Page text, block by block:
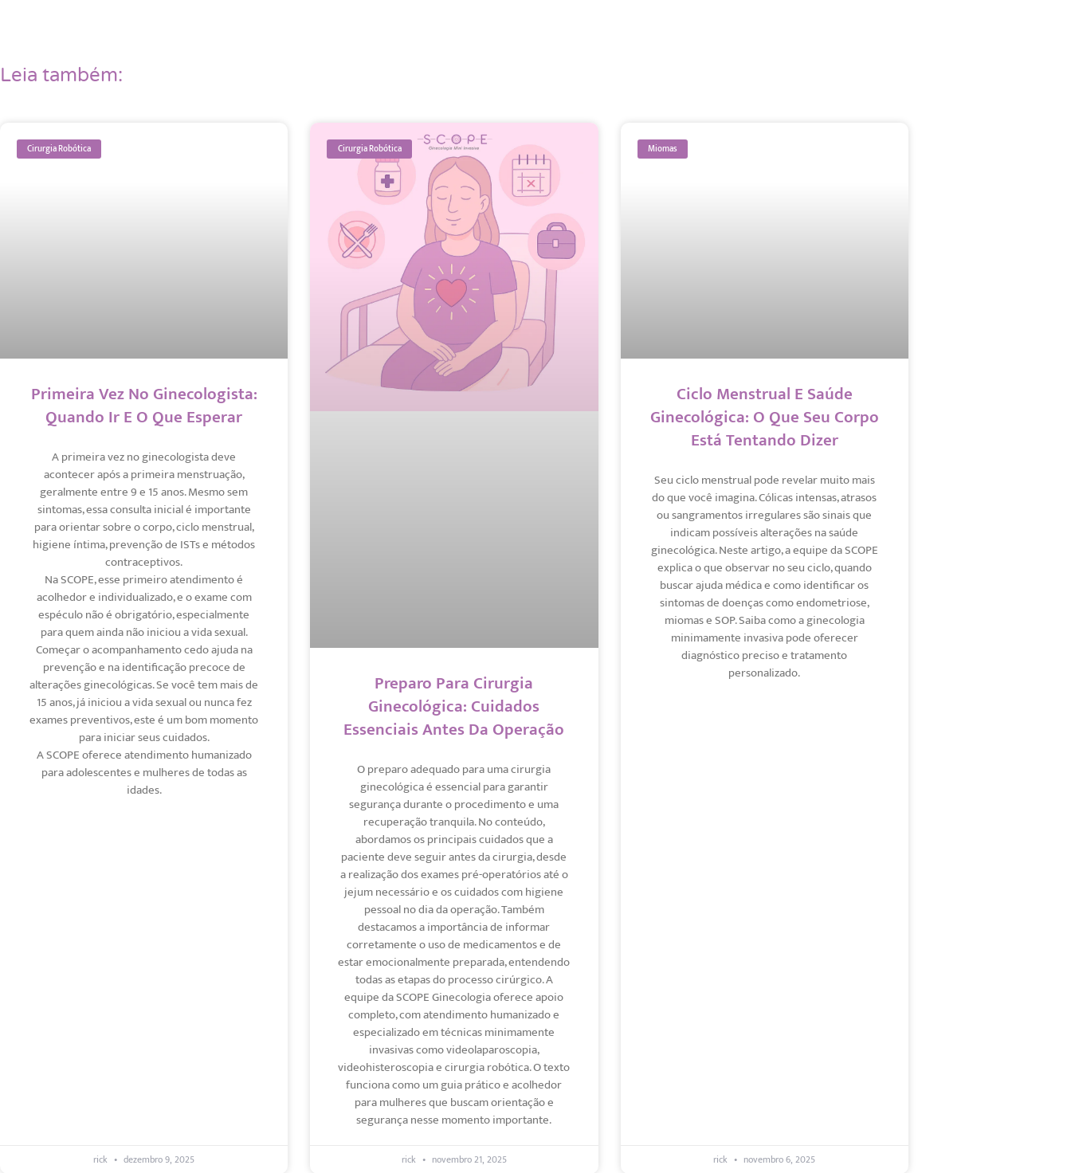
Leia também:
Cirurgia Robótica
Primeira Vez No Ginecologista:
Quando Ir E O Que Esperar
A primeira vez no ginecologista deve
acontecer após a primeira menstruação,
geralmente entre 9 e 15 anos. Mesmo sem
sintomas, essa consulta inicial é importante
para orientar sobre o corpo, ciclo menstrual,
higiene íntima, prevenção de ISTs e métodos
contraceptivos.
Na SCOPE, esse primeiro atendimento é
acolhedor e individualizado, e o exame com
espéculo não é obrigatório, especialmente
para quem ainda não iniciou a vida sexual.
Começar o acompanhamento cedo ajuda na
prevenção e na identificação precoce de
alterações ginecológicas. Se você tem mais de
15 anos, já iniciou a vida sexual ou nunca fez
exames preventivos, este é um bom momento
para iniciar seus cuidados.
A SCOPE oferece atendimento humanizado
para adolescentes e mulheres de todas as
idades.
rick dezembro 9, 2025
Cirurgia Robótica
Preparo Para Cirurgia
Ginecológica: Cuidados
Essenciais Antes Da Operação
O preparo adequado para uma cirurgia
ginecológica é essencial para garantir
segurança durante o procedimento e uma
recuperação tranquila. No conteúdo,
abordamos os principais cuidados que a
paciente deve seguir antes da cirurgia, desde
a realização dos exames pré-operatórios até o
jejum necessário e os cuidados com higiene
pessoal no dia da operação. Também
destacamos a importância de informar
corretamente o uso de medicamentos e de
estar emocionalmente preparada, entendendo
todas as etapas do processo cirúrgico. A
equipe da SCOPE Ginecologia oferece apoio
completo, com atendimento humanizado e
especializado em técnicas minimamente
invasivas como videolaparoscopia,
videohisteroscopia e cirurgia robótica. O texto
funciona como um guia prático e acolhedor
para mulheres que buscam orientação e
segurança nesse momento importante.
rick novembro 21, 2025
Miomas
Ciclo Menstrual E Saúde
Ginecológica: O Que Seu Corpo
Está Tentando Dizer
Seu ciclo menstrual pode revelar muito mais
do que você imagina. Cólicas intensas, atrasos
ou sangramentos irregulares são sinais que
indicam possíveis alterações na saúde
ginecológica. Neste artigo, a equipe da SCOPE
explica o que observar no seu ciclo, quando
buscar ajuda médica e como identificar os
sintomas de doenças como endometriose,
miomas e SOP. Saiba como a ginecologia
minimamente invasiva pode oferecer
diagnóstico preciso e tratamento
personalizado.
rick novembro 6, 2025